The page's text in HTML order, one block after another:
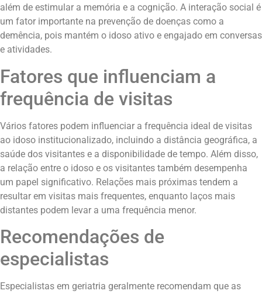
além de estimular a memória e a cognição. A interação social é
um fator importante na prevenção de doenças como a
demência, pois mantém o idoso ativo e engajado em conversas
e atividades.
Fatores que influenciam a
frequência de visitas
Vários fatores podem influenciar a frequência ideal de visitas
ao idoso institucionalizado, incluindo a distância geográfica, a
saúde dos visitantes e a disponibilidade de tempo. Além disso,
a relação entre o idoso e os visitantes também desempenha
um papel significativo. Relações mais próximas tendem a
resultar em visitas mais frequentes, enquanto laços mais
distantes podem levar a uma frequência menor.
Recomendações de
especialistas
Especialistas em geriatria geralmente recomendam que as